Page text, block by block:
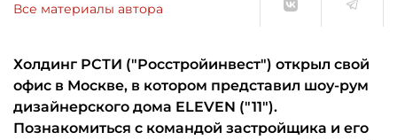
Все материалы автора
Холдинг РСТИ ("Росстройинвест") открыл свой
офис в Москве, в котором представил шоу-рум
дизайнерского дома ELEVEN ("11").
Познакомиться с командой застройщика и его